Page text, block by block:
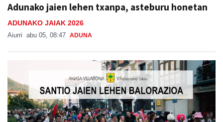
Adunako jaien lehen txanpa, asteburu honetan
ADUNAKO JAIAK 2026
Aiurri abu 05, 08:47 ADUNA